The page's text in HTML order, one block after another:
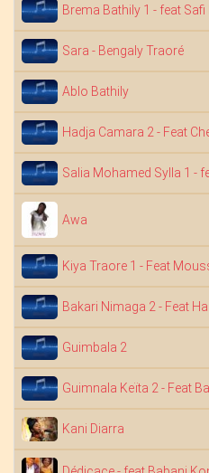
Brema Bathily 1 - feat Safi
Sara - Bengaly Traoré
Ablo Bathily
Hadja Camara 2 - Feat
Salia Mohamed Sylla 1 -
Awa
Kiya Traore 1 - Feat
Bakari Nimaga 2 - Feat
Guimbala 2
Guimnala Keïta 2 - Feat
Kani Diarra